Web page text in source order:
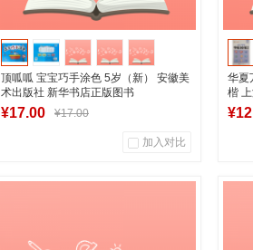
顶呱呱 宝宝巧手涂色 5岁（新） 安徽美
术出版社 新华书店正版图书
¥17.00 ¥17.00
加入对比
华夏
楷
书